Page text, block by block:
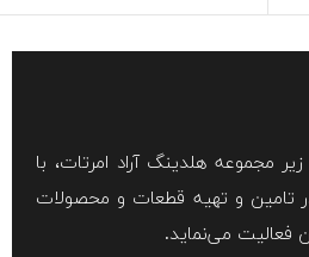
مجموعه هلدینگ آراد امرتات، با
تامین و تهیه قطعات و محصولات
فعالیت می‌نماید.